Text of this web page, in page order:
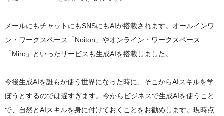
メールにもチャットにもSNSにもAIが搭載されます。オールインワ
ン・ワークスペース「Noiton」やオンライン・ワークスペース
「Miro」といったサービスも生成AIを搭載しました。
今後生成AIを誰もが使う世界になった時に、そこからAIスキルを学
ぼうとするのでは遅すぎます。今からビジネスで生成AIを使うこと
で、自然とAIスキルを身に付けておくことをお勧めします。現時点